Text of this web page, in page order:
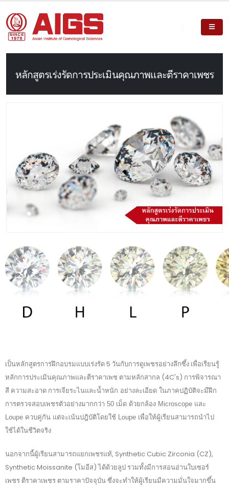
หลักสูตรเร่งรัดการประเมินคุณภาพและตีราคาเพชร
เป็นหลักสูตรการฝึกอบรมแบบเร่งรัด 5 วันกับการดูเพชรอย่างลึกซึ้ง เพื่อเรียนรู้
หลักการประเมินคุณภาพและตีราคาเพช ตามหลักสากล (4C's) การพิจารณา
สี ความสะอาด การเจียระไนและน้ำหนัก อย่างละเอียด ในภาคปฏิบัติจะมีฝึก
การตรวจสอบเพชรตัวอย่างมากกว่า 50 เม็ด ด้วยกล้อง Microscope และ
Loupe ควบคู่กัน แต่จะเน้นปฎิบัติโดยใช้ Loupe เพื่อให้ผู้เรียนสามารถนำไป
ใช้ได้ในชีวิตจริง
นอกจากนี้ผู้เรียนสามารถแยกเพชรแท้, Synthetic Cubic Zirconia (CZ),
Synthetic Moissanite (โมอีส) ได้ด้วยลูป รวมทั้งมีการสอนอ่านใบเซอร์
เพชร ตีราคาเพชร ตามราคาปัจจุบัน ซึ่งจะทำให้ผู้เรียนมีความมั่นใจมากขึ้น